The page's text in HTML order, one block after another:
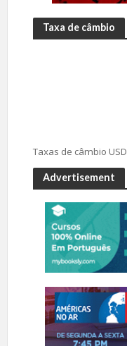
Taxa de câmbio
Taxas de câmbio USD
Advertisement